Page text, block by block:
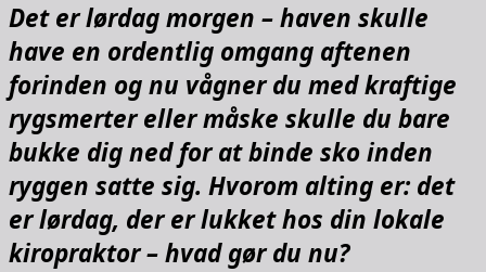
Det er lørdag morgen – haven skulle
have en ordentlig omgang aftenen
forinden og nu vågner du med kraftige
rygsmerter eller måske skulle du bare
bukke dig ned for at binde sko inden
ryggen satte sig. Hvorom alting er: det
er lørdag, der er lukket hos din lokale
kiropraktor – hvad gør du nu?